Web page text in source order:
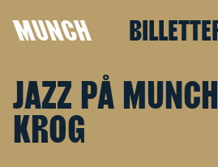
MUNCH
JAZZ PÅ
KROG